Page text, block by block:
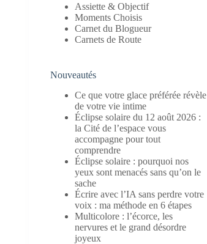
Assiette & Objectif
Moments Choisis
Carnet du Blogueur
Carnets de Route
Nouveautés
Ce que votre glace préférée révèle
de votre vie intime
Éclipse solaire du 12 août 2026 :
la Cité de l’espace vous
accompagne pour tout
comprendre
Éclipse solaire : pourquoi nos
yeux sont menacés sans qu’on le
sache
Écrire avec l’IA sans perdre votre
voix : ma méthode en 6 étapes
Multicolore : l’écorce, les
nervures et le grand désordre
joyeux